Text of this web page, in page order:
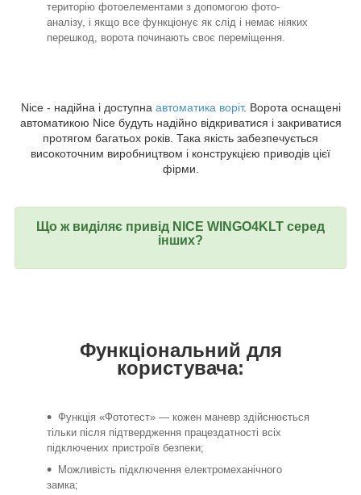
територію фотоелементами з допомогою фото-
аналізу, і якщо все функціонує як слід і немає ніяких
перешкод, ворота починають своє переміщення.
Nice - надійна і доступна автоматика воріт. Ворота оснащені
автоматикою Nice будуть надійно відкриватися і закриватися
протягом багатьох років. Така якість забезпечується
високоточним виробництвом і конструкцією приводів цієї
фірми.
Що ж виділяє привід NICE WINGO4KLT серед
інших?
Функціональний для
користувача:
Функція «Фототест» — кожен маневр здійснюється
тільки після підтвердження працездатності всіх
підключених пристроїв безпеки;
Можливість підключення електромеханічного
замка;